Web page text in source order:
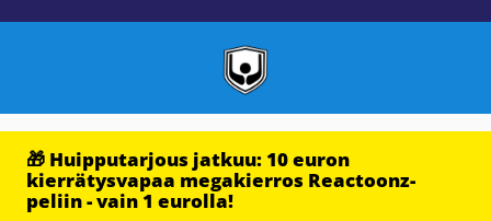
🎁 Huipputarjous jatkuu: 10 euron
kierrätysvapaa megakierros Reactoonz-
peliin - vain 1 eurolla!